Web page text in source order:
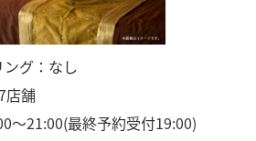
ング：なし
店舗
～21:00(最終予約受付19:00)